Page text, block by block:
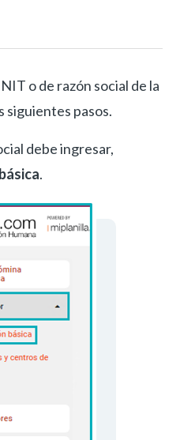
o de razón social de la
siguientes pasos.
debe ingresar,
.